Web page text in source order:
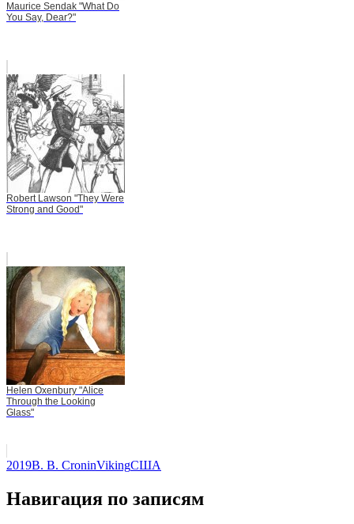
Maurice Sendak "What Do
You Say, Dear?"
Robert Lawson "They Were
Strong and Good"
Helen Oxenbury "Alice
Through the Looking
Glass"
2019B. B. CroninVikingСША
Навигация по записям